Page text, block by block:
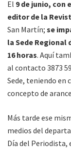
El 9 de junio, con
editor de la
San Martín; se
la Sede Regional
16 horas. Aquí
al contacto 3873
Sede, teniendo en
concepto de
Más tarde ese
medios del
Día del Periodista,